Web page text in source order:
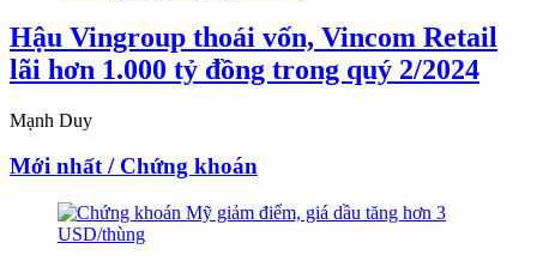
Hậu Vingroup thoái vốn, Vincom Retail
lãi hơn 1.000 tỷ đồng trong quý 2/2024
Mạnh Duy
Mới nhất / Chứng khoán